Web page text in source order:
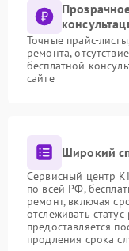
Точные прайс-
ремонта,
бесплатной
сайте
Широкий
Сервисный центр
по всей РФ,
ремонт, включая
отслеживать
предоставляется
продления срока